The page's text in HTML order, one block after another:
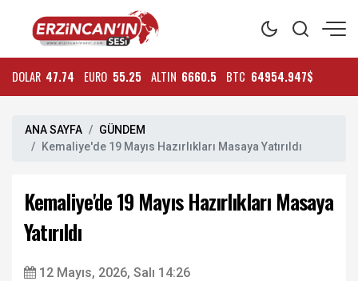
DOLAR 47.74 EURO 55.25 ALTIN 6660.5 BTC 64954.947$
ANA SAYFA
GÜNDEM
Kemaliye'de 19 Mayıs Hazırlıkları Masaya Yatırıldı
Kemaliye'de 19 Mayıs Hazırlıkları Masaya
Yatırıldı
12 Mayıs, 2026, Salı 14:26